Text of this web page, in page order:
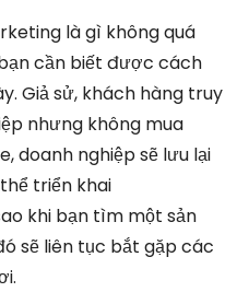
là gì không quá
cần biết được cách
Giả sử, khách hàng truy
nhưng không mua
doanh nghiệp sẽ lưu lại
triển khai
khi bạn tìm một sản
sẽ liên tục bắt gặp các